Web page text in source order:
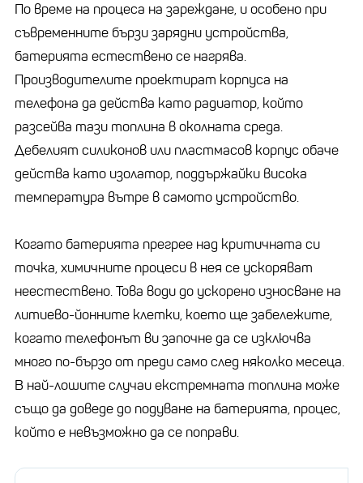
По време на процеса на зареждане, и особено при
съвременните бързи зарядни устройства,
батерията естествено се нагрява.
Производителите проектират корпуса на
телефона да действа като радиатор, който
разсейва тази топлина в околната среда.
Дебелият силиконов или пластмасов корпус обаче
действа като изолатор, поддържайки висока
температура вътре в самото устройство.
Когато батерията прегрее над критичната си
точка, химичните процеси в нея се ускоряват
неестествено. Това води до ускорено износване на
литиево-йонните клетки, което ще забележите,
когато телефонът ви започне да се изключва
много по-бързо от преди само след няколко месеца.
В най-лошите случаи екстремната топлина може
също да доведе до подуване на батерията, процес,
който е невъзможно да се поправи.